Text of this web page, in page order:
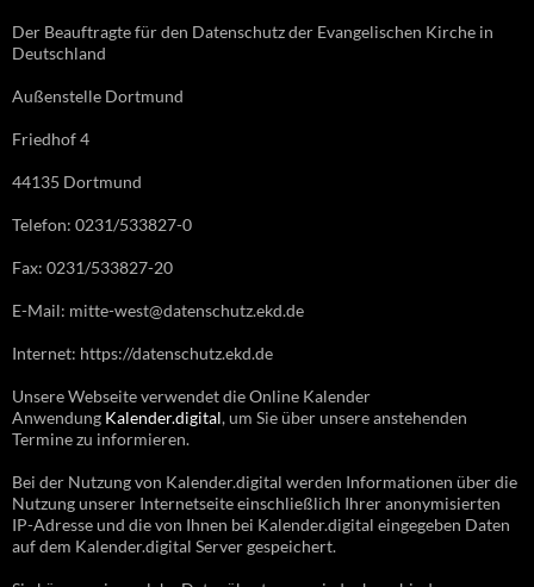
Der Beauftragte für den Datenschutz der Evangelischen Kirche in
Deutschland
Außenstelle Dortmund
Friedhof 4
44135 Dortmund
Telefon: 0231/533827-0
Fax: 0231/533827-20
E-Mail: mitte-west@datenschutz.ekd.de
Internet: https://datenschutz.ekd.de
Unsere Webseite verwendet die Online Kalender
Anwendung Kalender.digital, um Sie über unsere anstehenden
Termine zu informieren.
Bei der Nutzung von Kalender.digital werden Informationen über die
Nutzung unserer Internetseite einschließlich Ihrer anonymisierten
IP-Adresse und die von Ihnen bei Kalender.digital eingegeben Daten
auf dem Kalender.digital Server gespeichert.